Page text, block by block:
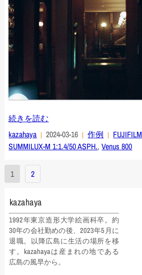
続きを読む
kazahaya
2024-03-16 作例 FUJIFILM
SUMMILUX-M 1:1.4/50 ASPH.,Venus 800
投
稿
の
ペ
ー
ジ
送
1 2
kazahaya
1992年東京造形大学絵画科卒。約
30年の会社勤めの後、2023年5月に
退職。以降広島に生活の場所を移
す。kazahayaは産まれの地である
広島の風早から。